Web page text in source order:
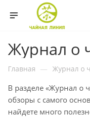
Журнал о
Главная — Журнал о
В разделе «Журнал о
обзоры с самого
найдете много